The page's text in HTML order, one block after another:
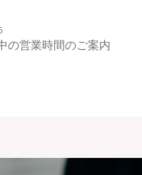
の営業時間のご案内